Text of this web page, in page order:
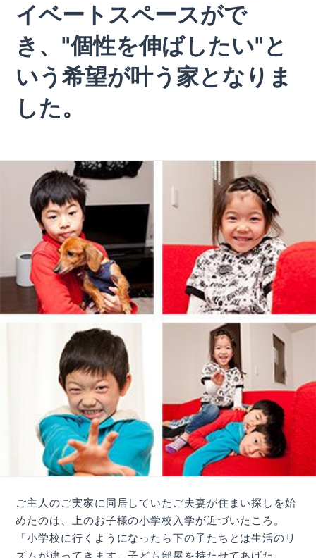
イベートスペースがで
き、"個性を伸ばしたい"と
いう希望が叶う家となりま
した。
ご主人のご実家に同居していたご夫妻が住まい探しを始
めたのは、上のお子様の小学校入学が近づいたころ。
「小学校に行くようになったら下の子たちとは生活のリ